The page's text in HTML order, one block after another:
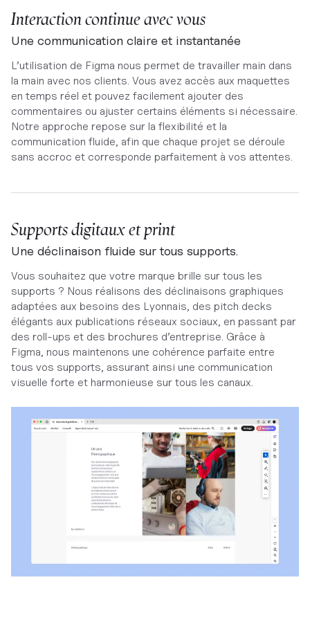
Interaction continue avec vous
Une communication claire et instantanée
L’utilisation de Figma nous permet de travailler main dans
la main avec nos clients. Vous avez accès aux maquettes
en temps réel et pouvez facilement ajouter des
commentaires ou ajuster certains éléments si nécessaire.
Notre approche repose sur la flexibilité et la
communication fluide, afin que chaque projet se déroule
sans accroc et corresponde parfaitement à vos attentes.
Supports digitaux et print
Une déclinaison fluide sur tous supports.
Vous souhaitez que votre marque brille sur tous les
supports ? Nous réalisons des déclinaisons graphiques
adaptées aux besoins des Lyonnais, des pitch decks
élégants aux publications réseaux sociaux, en passant par
des roll-ups et des brochures d’entreprise. Grâce à
Figma, nous maintenons une cohérence parfaite entre
tous vos supports, assurant ainsi une communication
visuelle forte et harmonieuse sur tous les canaux.